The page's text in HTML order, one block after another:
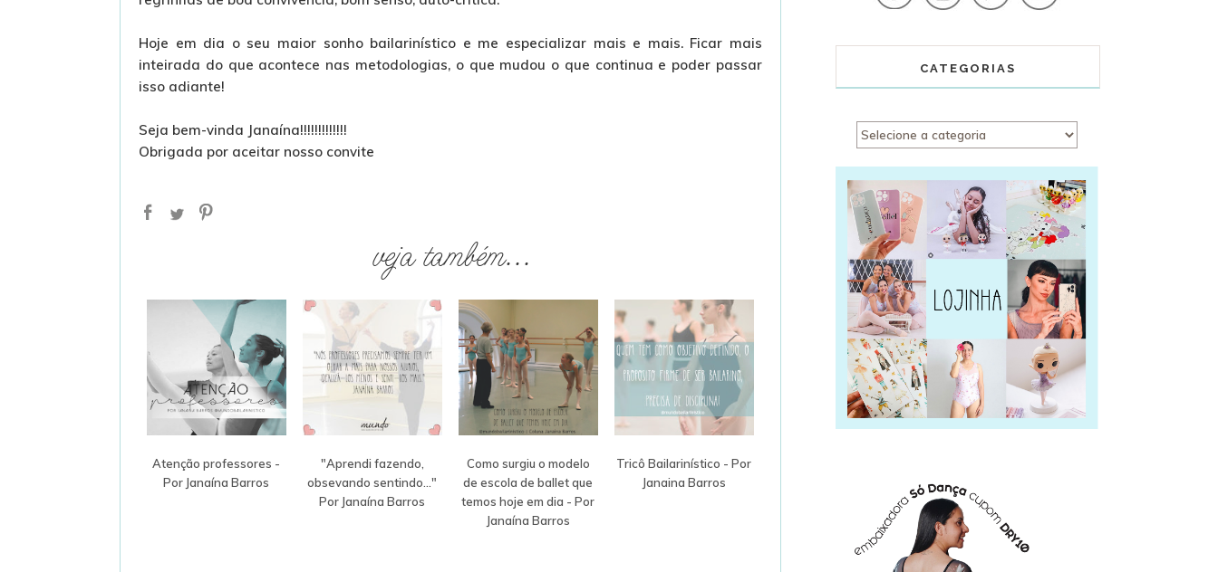
Hoje em dia o seu maior sonho bailarinístico e me especializar mais e mais. Ficar mais
inteirada do que acontece nas metodologias, o que mudou o que continua e poder passar
isso adiante!
Seja bem-vinda Janaína!!!!!!!!!!!!!
Obrigada por aceitar nosso convite
veja também...
Atenção professores -
Por Janaína Barros
"Aprendi fazendo,
obsevando sentindo..."
Por Janaína Barros
Como surgiu o modelo
de escola de ballet que
temos hoje em dia - Por
Janaína Barros
Tricô Bailarinístico - Por
Janaina Barros
CATEGORIAS